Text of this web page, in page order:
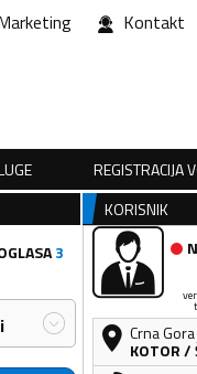
Kontakt
REGISTRACIJA
3
KORISNIK
Crna Gora
KOTOR/